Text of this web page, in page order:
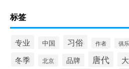
标签
专业 中国 习俗 作者 俱
冬季 北京 品牌 唐代